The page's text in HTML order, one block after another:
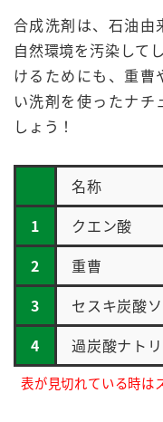
合成洗剤は、石油由
自然環境を汚染して
けるためにも、重曹
い洗剤を使ったナチ
しょう！
表が見切れている時
名称
1
クエン酸
2
重曹
3
セスキ炭酸
4
過炭酸ナト